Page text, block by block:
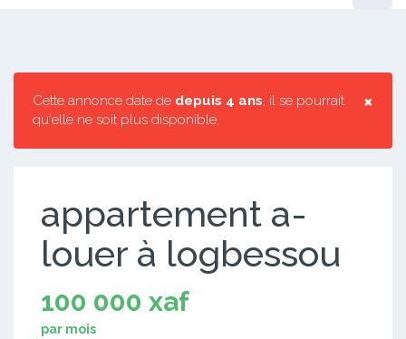
×
Cette annonce date de depuis 4 ans, il se pourrait
qu'elle ne soit plus disponible.
appartement a-
louer à logbessou
100 000 xaf
par mois